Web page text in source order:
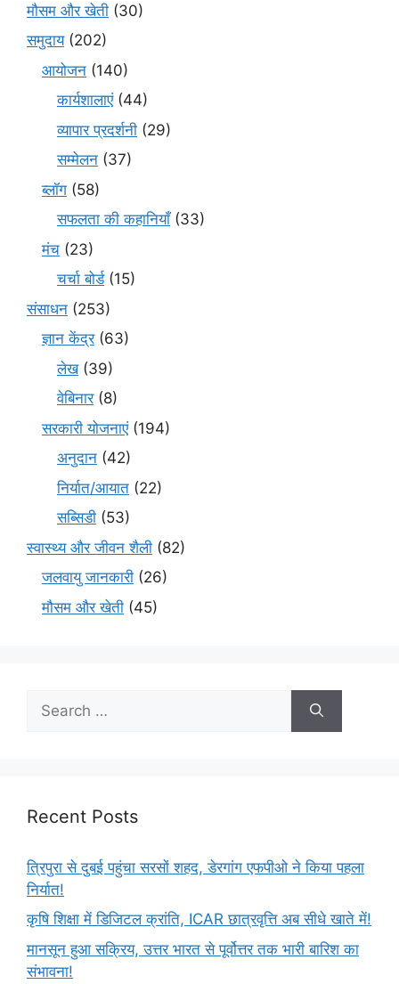
मौसम और खेती (30)
समुदाय(202)
आयोजन (140)
कार्यशालाएं(44)
व्यापार प्रदर्शनी (29)
सम्मेलन (37)
ब्लॉग (58)
सफलता की कहानियाँ(33)
मंच (23)
चर्चा बोर्ड(15)
संसाधन (253)
ज्ञान केंद्र(63)
लेख(39)
वेबिनार(8)
सरकारी योजनाएं(194)
अनुदान (42)
निर्यात/आयात (22)
सब्सिडी (53)
स्वास्थ्य और जीवन शैली (82)
जलवायु जानकारी (26)
मौसम और खेती (45)
Recent Posts
त्रिपुरा से दुबई पहुंचा सरसों शहद, डेरगांग एफपीओ ने किया पहला
निर्यात!
कृषि शिक्षा में डिजिटल क्रांति, ICAR छात्रवृत्ति अब सीधे खाते में!
मानसून हुआ सक्रिय, उत्तर भारत से पूर्वोत्तर तक भारी बारिश का
संभावना!